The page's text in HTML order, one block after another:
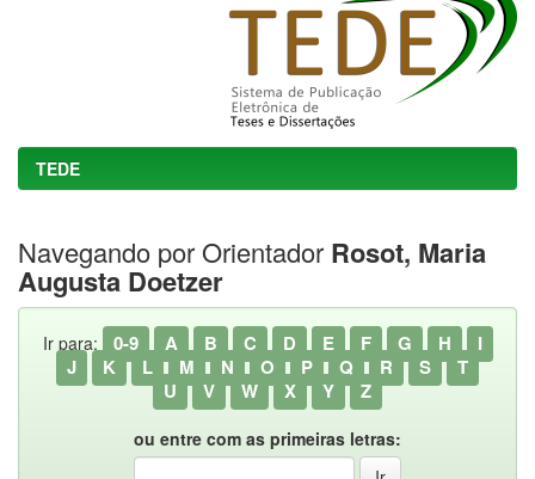
TEDE
Navegando por Orientador Rosot, Maria
Augusta Doetzer
Ir para: 0-9 A B C D E F G H
I
J
K L M N O P Q R S
T
U
V W X Y Z
ou entre com as primeiras letras: